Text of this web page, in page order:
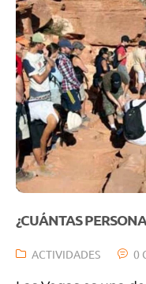
¿CUÁNTAS
ACTIVIDADES 0